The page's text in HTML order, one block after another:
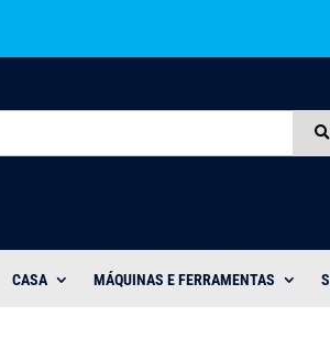
CASA MÁQUINAS E FERRAMENTAS